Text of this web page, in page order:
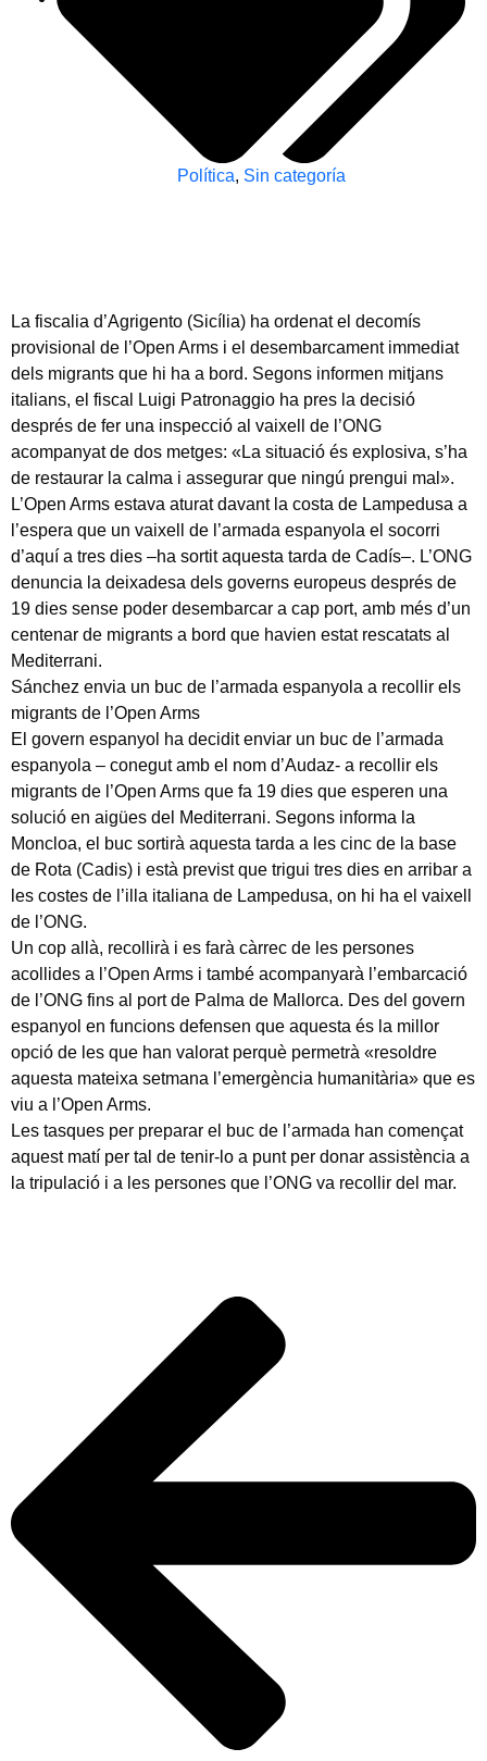
Política, Sin categoría
La fiscalia d’Agrigento (Sicília) ha ordenat el decomís
provisional de l’Open Arms i el desembarcament immediat
dels migrants que hi ha a bord. Segons informen mitjans
italians, el fiscal Luigi Patronaggio ha pres la decisió
després de fer una inspecció al vaixell de l’ONG
acompanyat de dos metges: «La situació és explosiva, s’ha
de restaurar la calma i assegurar que ningú prengui mal».
L’Open Arms estava aturat davant la costa de Lampedusa a
l’espera que un vaixell de l’armada espanyola el socorri
d’aquí a tres dies –ha sortit aquesta tarda de Cadís–. L’ONG
denuncia la deixadesa dels governs europeus després de
19 dies sense poder desembarcar a cap port, amb més d’un
centenar de migrants a bord que havien estat rescatats al
Mediterrani.
Sánchez envia un buc de l’armada espanyola a recollir els
migrants de l’Open Arms
El govern espanyol ha decidit enviar un buc de l’armada
espanyola – conegut amb el nom d’Audaz- a recollir els
migrants de l’Open Arms que fa 19 dies que esperen una
solució en aigües del Mediterrani. Segons informa la
Moncloa, el buc sortirà aquesta tarda a les cinc de la base
de Rota (Cadis) i està previst que trigui tres dies en arribar a
les costes de l’illa italiana de Lampedusa, on hi ha el vaixell
de l’ONG.
Un cop allà, recollirà i es farà càrrec de les persones
acollides a l’Open Arms i també acompanyarà l’embarcació
de l’ONG fins al port de Palma de Mallorca. Des del govern
espanyol en funcions defensen que aquesta és la millor
opció de les que han valorat perquè permetrà «resoldre
aquesta mateixa setmana l’emergència humanitària» que es
viu a l’Open Arms.
Les tasques per preparar el buc de l’armada han començat
aquest matí per tal de tenir-lo a punt per donar assistència a
la tripulació i a les persones que l’ONG va recollir del mar.